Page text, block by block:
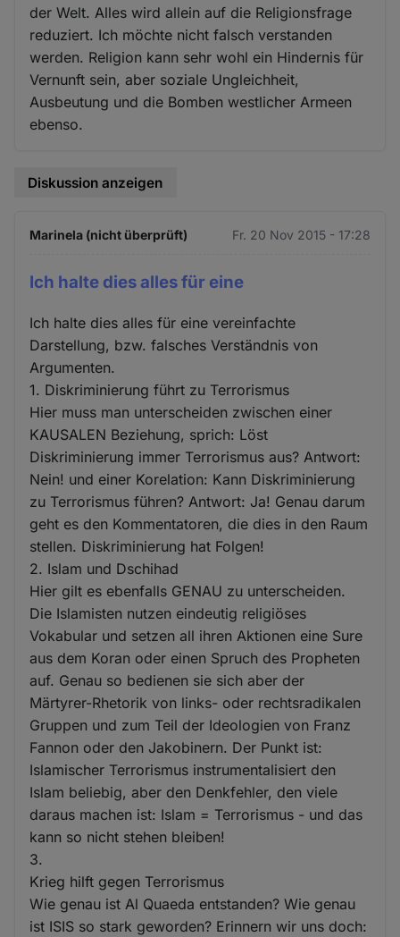
der Welt. Alles wird allein auf die Religionsfrage
reduziert. Ich möchte nicht falsch verstanden
werden. Religion kann sehr wohl ein Hindernis für
Vernunft sein, aber soziale Ungleichheit,
Ausbeutung und die Bomben westlicher Armeen
ebenso.
Diskussion anzeigen
Marinela (nicht überprüft) Fr. 20 Nov 2015 - 17:28
Ich halte dies alles für eine
Ich halte dies alles für eine vereinfachte
Darstellung, bzw. falsches Verständnis von
Argumenten.
1. Diskriminierung führt zu Terrorismus
Hier muss man unterscheiden zwischen einer
KAUSALEN Beziehung, sprich: Löst
Diskriminierung immer Terrorismus aus? Antwort:
Nein! und einer Korelation: Kann Diskriminierung
zu Terrorismus führen? Antwort: Ja! Genau darum
geht es den Kommentatoren, die dies in den Raum
stellen. Diskriminierung hat Folgen!
2. Islam und Dschihad
Hier gilt es ebenfalls GENAU zu unterscheiden.
Die Islamisten nutzen eindeutig religiöses
Vokabular und setzen all ihren Aktionen eine Sure
aus dem Koran oder einen Spruch des Propheten
auf. Genau so bedienen sie sich aber der
Märtyrer-Rhetorik von links- oder rechtsradikalen
Gruppen und zum Teil der Ideologien von Franz
Fannon oder den Jakobinern. Der Punkt ist:
Islamischer Terrorismus instrumentalisiert den
Islam beliebig, aber den Denkfehler, den viele
daraus machen ist: Islam = Terrorismus - und das
kann so nicht stehen bleiben!
3.
Krieg hilft gegen Terrorismus
Wie genau ist Al Quaeda entstanden? Wie genau
ist ISIS so stark geworden? Erinnern wir uns doch: